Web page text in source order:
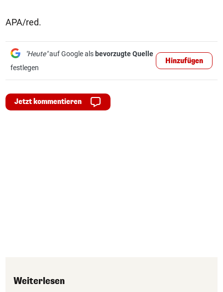
APA/red.
"Heute"auf Google als bevorzugte Quelle
festlegen
Hinzufügen
Jetzt kommentieren
Weiterlesen